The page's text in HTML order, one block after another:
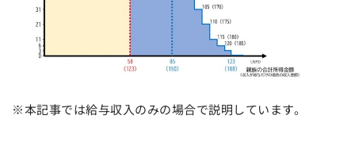
※本記事では給与収入のみの場合で説明しています。